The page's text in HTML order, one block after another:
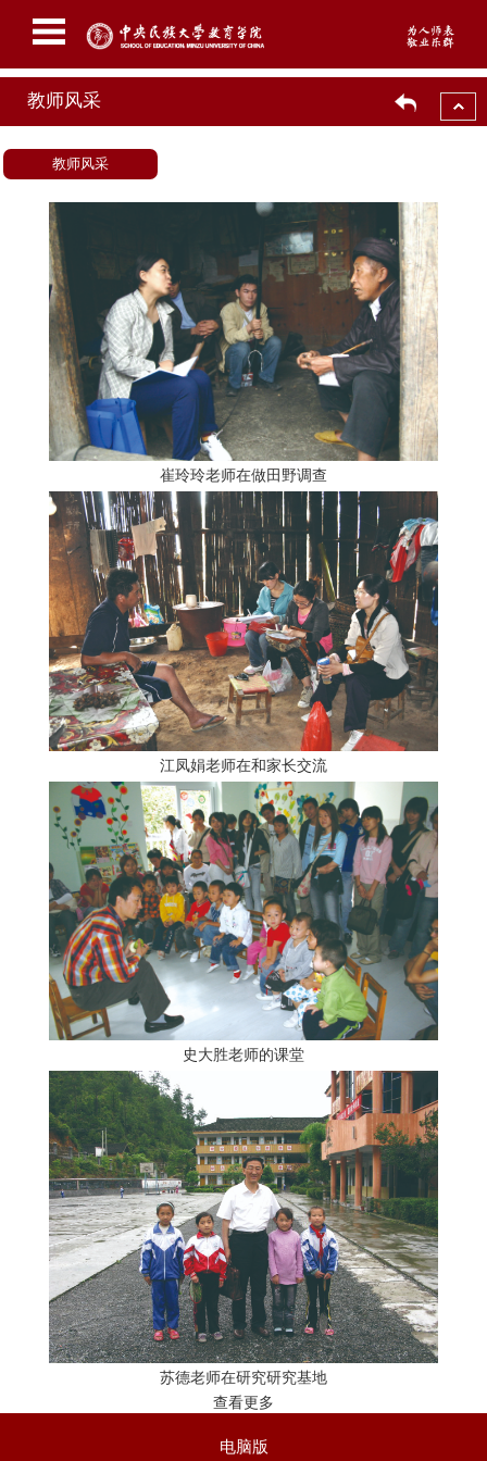
教师风采
教师风采
崔玲玲老师在做田野调查
江凤娟老师在和家长交流
史大胜老师的课堂
苏德老师在研究研究基地
查看更多
电脑版